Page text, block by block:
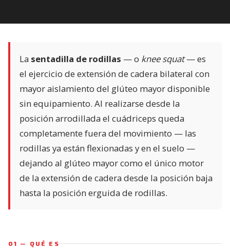
La sentadilla de rodillas — o knee squat— es
el ejercicio de extensión de cadera bilateral con
mayor aislamiento del glúteo mayor disponible
sin equipamiento. Al realizarse desde la
posición arrodillada el cuádriceps queda
completamente fuera del movimiento — las
rodillas ya están flexionadas y en el suelo —
dejando al glúteo mayor como el único motor
de la extensión de cadera desde la posición baja
hasta la posición erguida de rodillas.
01 — QUÉ ES